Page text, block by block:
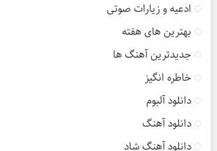
ادعیه و زیارات صوتی
بهترین های هفته
جدیدترین آهنگ ها
خاطره انگیز
دانلود آلبوم
دانلود آهنگ
دانلود آهنگ شاد